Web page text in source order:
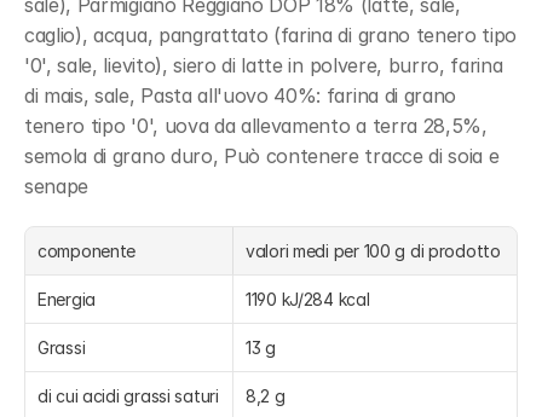
sale), Parmigiano Reggiano DOP 18% (latte, sale,
caglio), acqua, pangrattato (farina di grano tenero tipo
'0', sale, lievito), siero di latte in polvere, burro, farina
di mais, sale, Pasta all'uovo 40%: farina di grano
tenero tipo '0', uova da allevamento a terra 28,5%,
semola di grano duro, Può contenere tracce di soia e
senape
componente valori medi per 100 g di prodotto
Energia 1190 kJ/284 kcal
Grassi 13 g
di cui acidi grassi saturi 8,2 g